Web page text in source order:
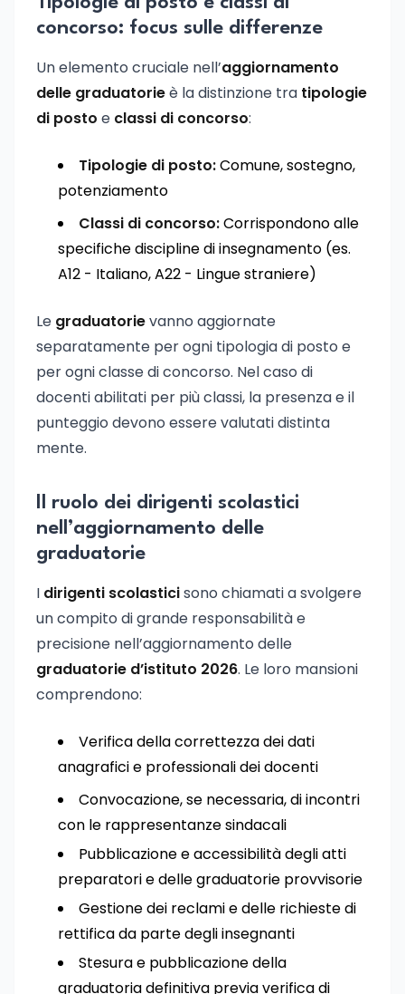
concorso: focus sulle differenze
Un elemento cruciale nell’aggiornamento
delle graduatorieè la distinzione tra tipologie
di posto e classi di concorso:
Tipologie di posto:Comune, sostegno,
potenziamento
Classi di concorso:Corrispondono alle
specifiche discipline di insegnamento (es.
A12 - Italiano, A22 - Lingue straniere)
Le graduatorievanno aggiornate
separatamente per ogni tipologia di posto e
per ogni classe di concorso. Nel caso di
docenti abilitati per più classi, la presenza e il
punteggio devono essere valutati distinta
mente.
Il ruolo dei dirigenti scolastici
nell’aggiornamento delle
graduatorie
I dirigenti scolasticisono chiamati a svolgere
un compito di grande responsabilità e
precisione nell’aggiornamento delle
graduatorie d’istituto 2026. Le loro mansioni
comprendono:
Verifica della correttezza dei dati
anagrafici e professionali dei docenti
Convocazione, se necessaria, di incontri
con le rappresentanze sindacali
Pubblicazione e accessibilità degli atti
preparatori e delle graduatorie provvisorie
Gestione dei reclami e delle richieste di
rettifica da parte degli insegnanti
Stesura e pubblicazione della
graduatoria definitiva previa verifica di